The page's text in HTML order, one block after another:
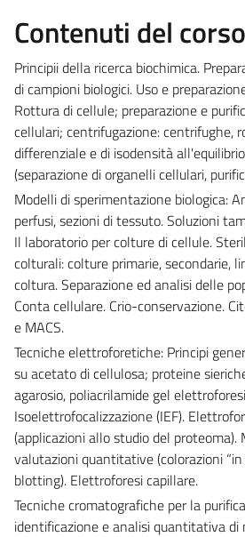
Contenuti del corso
Principii della ricerca biochimica.
di campioni biologici. Uso e
Rottura di cellule; preparazione e
cellulari; centrifugazione: centrifughe,
differenziale e di isodensità
(separazione di organelli cellulari,
Modelli di sperimentazione biologica:
perfusi, sezioni di tessuto. Soluzioni
Il laboratorio per colture di cellule.
colturali: colture primarie, secondarie,
coltura. Separazione ed analisi delle
Conta cellulare. Crio-conservazione.
e MACS.
Tecniche elettroforetiche: Principi
su acetato di cellulosa; proteine
agarosio, poliacrilamide gel
Isoelettrofocalizzazione (IEF).
(applicazioni allo studio del proteoma).
valutazioni quantitative (colorazioni
blotting). Elettroforesi capillare.
Tecniche cromatografiche per la
identificazione e analisi quantitativa di